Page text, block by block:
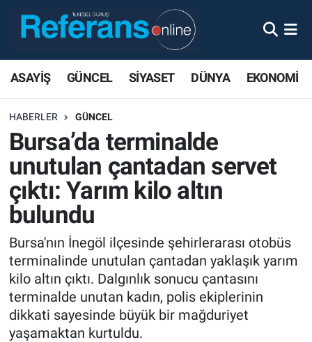
ASAYİŞ GÜNCEL SİYASET DÜNYA EKONOMİ
HABERLER GÜNCEL
Bursa’da terminalde
unutulan çantadan servet
çıktı: Yarım kilo altın
bulundu
Bursa'nın İnegöl ilçesinde şehirlerarası otobüs
terminalinde unutulan çantadan yaklaşık yarım
kilo altın çıktı. Dalgınlık sonucu çantasını
terminalde unutan kadın, polis ekiplerinin
dikkati sayesinde büyük bir mağduriyet
yaşamaktan kurtuldu.